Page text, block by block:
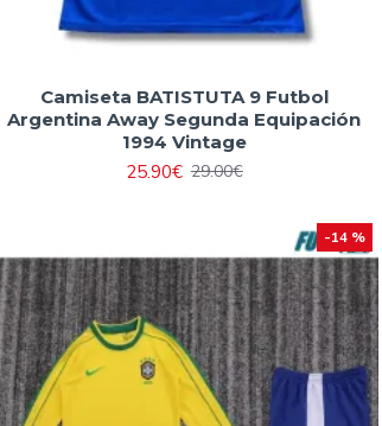
Camiseta BATISTUTA 9 Futbol
Argentina Away Segunda Equipación
1994 Vintage
25.90€ 29.00€
-14 %